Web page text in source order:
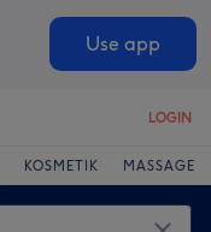
Use app
LOGIN
KOSMETIK MASSAGE